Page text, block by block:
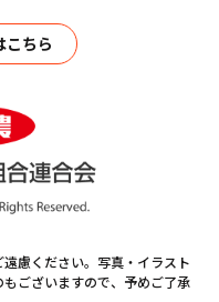
こちら
慮ください。写真・イラスト
ございますので、予めご了承